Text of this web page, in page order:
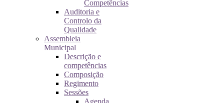
Competências
Auditoria e
Controlo da
Qualidade
Assembleia
Municipal
Descrição e
competências
Composição
Regimento
Sessões
Agenda